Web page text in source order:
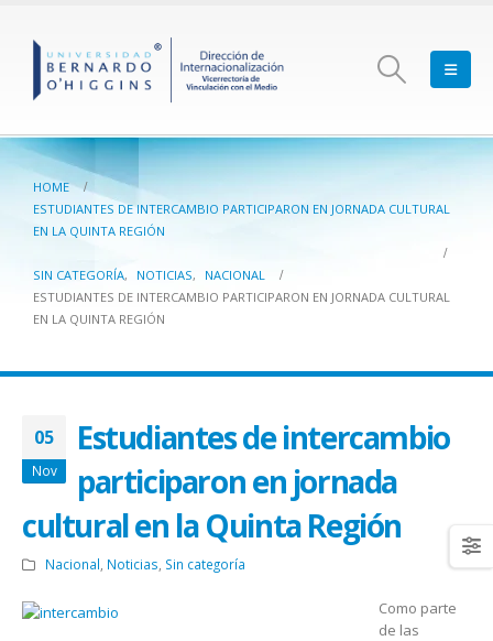
HOME
ESTUDIANTES DE INTERCAMBIO PARTICIPARON EN JORNADA CULTURAL
EN LA QUINTA REGIÓN
SIN CATEGORÍA, NOTICIAS,
NACIONAL
ESTUDIANTES DE INTERCAMBIO PARTICIPARON EN JORNADA CULTURAL
EN LA QUINTA REGIÓN
05
Nov
Estudiantes de intercambio
participaron en jornada
cultural en la Quinta Región
Nacional Noticias Sin categoría
Como parte
de las